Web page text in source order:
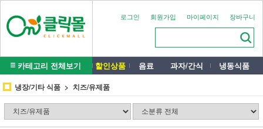
로그인 회원가입 마이페이지 장바구니
카테고리 전체보기 할인상품 음료 과자/간식 냉동식품
냉장/기타 식품 치즈/유제품